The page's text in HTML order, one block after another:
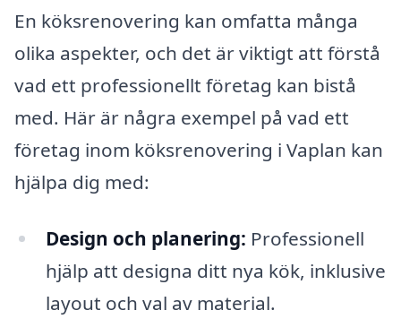
En köksrenovering kan omfatta många
olika aspekter, och det är viktigt att förstå
vad ett professionellt företag kan bistå
med. Här är några exempel på vad ett
företag inom köksrenovering i Vaplan kan
hjälpa dig med:
Design och planering: Professionell
hjälp att designa ditt nya kök, inklusive
layout och val av material.